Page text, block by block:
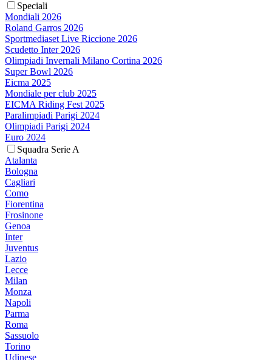
Speciali
Mondiali 2026
Roland Garros 2026
Sportmediaset Live Riccione 2026
Scudetto Inter 2026
Olimpiadi Invernali Milano Cortina 2026
Super Bowl 2026
Eicma 2025
Mondiale per club 2025
EICMA Riding Fest 2025
Paralimpiadi Parigi 2024
Olimpiadi Parigi 2024
Euro 2024
Squadra Serie A
Atalanta
Bologna
Cagliari
Como
Fiorentina
Frosinone
Genoa
Inter
Juventus
Lazio
Lecce
Milan
Monza
Napoli
Parma
Roma
Sassuolo
Torino
Udinese